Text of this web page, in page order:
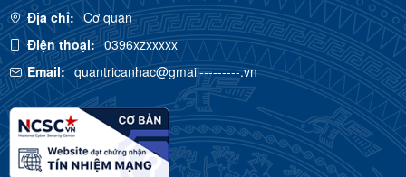
Địa chỉ: Cơ quan
Điện thoại: 0396xzxxxxx
Email: quantricanhac@gmail---------.vn